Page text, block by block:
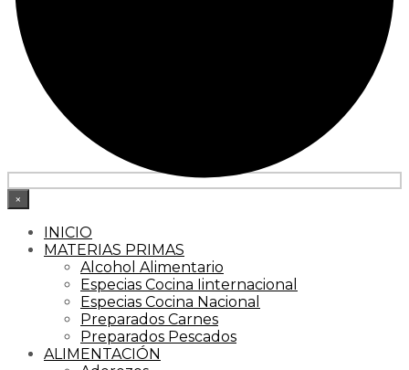
×
INICIO
MATERIAS PRIMAS
Alcohol Alimentario
Especias Cocina Iinternacional
Especias Cocina Nacional
Preparados Carnes
Preparados Pescados
ALIMENTACIÓN